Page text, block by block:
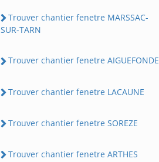
Trouver chantier fenetre MARSSAC-
SUR-TARN
Trouver chantier fenetre AIGUEFONDE
Trouver chantier fenetre LACAUNE
Trouver chantier fenetre SOREZE
Trouver chantier fenetre ARTHES